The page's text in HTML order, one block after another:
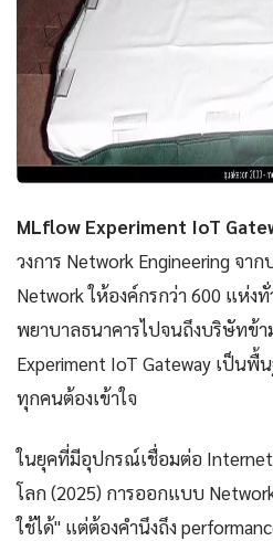
MLflow Experiment IoT
วงการ Network Engineering จา
Network ให้องค์กรกว่า 600 แห่งทั่
พยาบาลธนาคารไปจนถึงบริษัทข้
Experiment IoT Gateway เป็นพื้
ทุกคนต้องเข้าใจ
ในยุคที่มีอุปกรณ์เชื่อมต่อ
โลก (2025) การออกแบบ
ใช้ได้" แต่ต้องคำนึงถึง